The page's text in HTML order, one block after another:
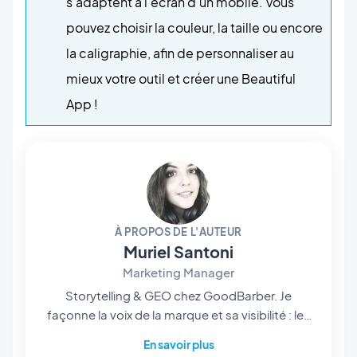
pouvez choisir la couleur, la taille ou encore
la caligraphie, afin de personnaliser au
mieux votre outil et créer une Beautiful
App !
À PROPOS DE L'AUTEUR
Muriel Santoni
Marketing Manager
Storytelling & GEO chez GoodBarber. Je
façonne la voix de la marque et sa visibilité : les
et — de plus en plus — la manière dont ils
En savoir plus